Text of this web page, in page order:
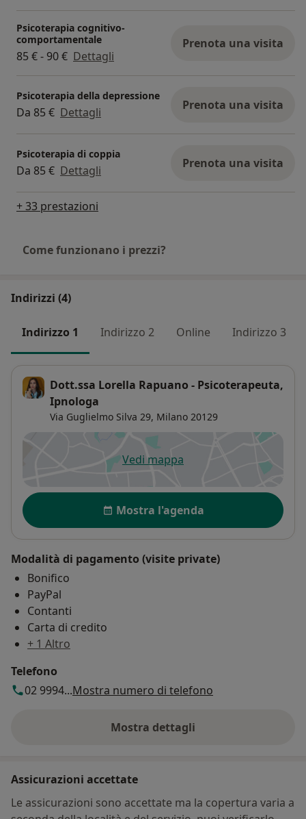
Psicoterapia cognitivo-
comportamentale
85 € - 90 € Dettagli
Prenota una visita
Psicoterapia della depressione
Da 85 € Dettagli Prenota una visita
Psicoterapia di coppia
Da 85 € Dettagli Prenota una visita
+ 33 prestazioni
Come funzionano i prezzi?
Indirizzi (4)
Indirizzo 1 Indirizzo 2 Online Indirizzo 3
Dott.ssa Lorella Rapuano - Psicoterapeuta,
Ipnologa
Via Guglielmo Silva 29, Milano 20129
Vedi mappasi apre in una nuova scheda
Disponibilità
Mostra l'agenda
Modalità di pagamento (visite private)
Bonifico
PayPal
Contanti
Carta di credito
+ 1 Altro
Telefono
02 9994...Mostra numero di telefono
Mostra dettagli
sull'indirizzo
Assicurazioni accettate
Le assicurazioni sono accettate ma la copertura varia a